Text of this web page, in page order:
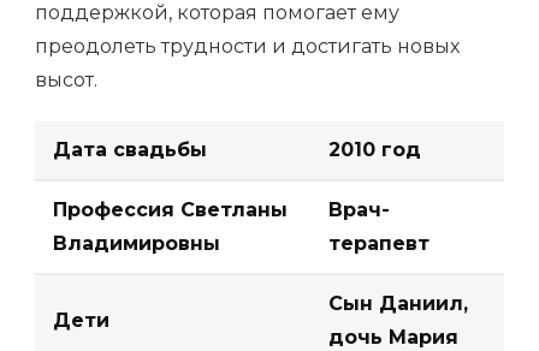
поддержкой, которая помогает ему
преодолеть трудности и достигать новых
высот.
Дата свадьбы 2010 год
Профессия Светланы
Владимировны
Врач-
терапевт
Дети
Сын Даниил,
дочь Мария